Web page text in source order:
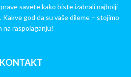
savete kako biste izabrali najbolji
Kakve god da su vaše dileme – stojimo
na raspolaganju!
KONTAKT